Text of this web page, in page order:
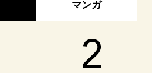
マンガ